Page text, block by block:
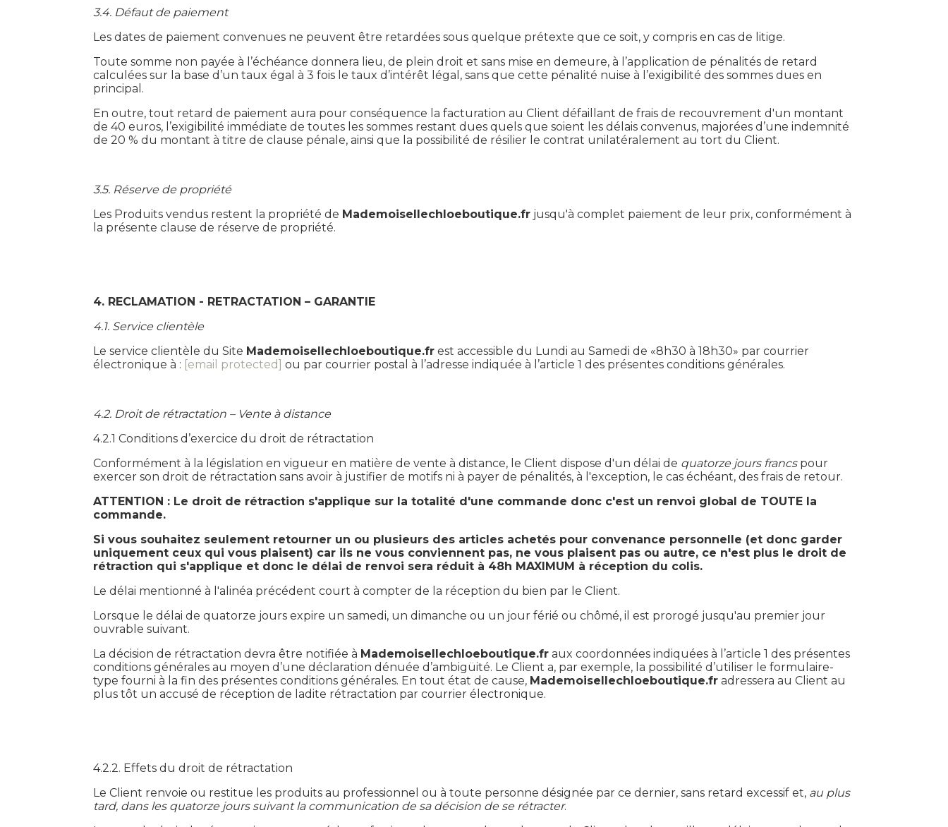
3.4. Défaut de paiement
Les dates de paiement convenues ne peuvent être retardées sous quelque prétexte que ce soit, y compris en cas de litige.
Toute somme non payée à l’échéance donnera lieu, de plein droit et sans mise en demeure, à l’application de pénalités de retard
calculées sur la base d’un taux égal à 3 fois le taux d’intérêt légal, sans que cette pénalité nuise à l’exigibilité des sommes dues en
principal.
En outre, tout retard de paiement aura pour conséquence la facturation au Client défaillant de frais de recouvrement d'un montant
de 40 euros, l’exigibilité immédiate de toutes les sommes restant dues quels que soient les délais convenus, majorées d’une indemnité
de 20 % du montant à titre de clause pénale, ainsi que la possibilité de résilier le contrat unilatéralement au tort du Client.
3.5. Réserve de propriété
Les Produits vendus restent la propriété de Mademoisellechloeboutique.fr jusqu'à complet paiement de leur prix, conformément à
la présente clause de réserve de propriété.
4. RECLAMATION - RETRACTATION – GARANTIE
4.1. Service clientèle
Le service clientèle du Site Mademoisellechloeboutique.fr est accessible du Lundi au Samedi de «8h30 à 18h30» par courrier
électronique à : [email protected] ou par courrier postal à l’adresse indiquée à l’article 1 des présentes conditions générales.
4.2. Droit de rétractation – Vente à distance
4.2.1 Conditions d’exercice du droit de rétractation
Conformément à la législation en vigueur en matière de vente à distance, le Client dispose d'un délai de quatorze jours francspour
exercer son droit de rétractation sans avoir à justifier de motifs ni à payer de pénalités, à l'exception, le cas échéant, des frais de retour.
ATTENTION : Le droit de rétraction s'applique sur la totalité d'une commande donc c'est un renvoi global de TOUTE la
commande.
Si vous souhaitez seulement retourner un ou plusieurs des articles achetés pour convenance personnelle (et donc garder
uniquement ceux qui vous plaisent) car ils ne vous conviennent pas, ne vous plaisent pas ou autre, ce n'est plus le droit de
rétraction qui s'applique et donc le délai de renvoi sera réduit à 48h MAXIMUM à réception du colis.
Le délai mentionné à l'alinéa précédent court à compter de la réception du bien par le Client.
Lorsque le délai de quatorze jours expire un samedi, un dimanche ou un jour férié ou chômé, il est prorogé jusqu'au premier jour
ouvrable suivant.
La décision de rétractation devra être notifiée à Mademoisellechloeboutique.fr aux coordonnées indiquées à l’article 1 des présentes
conditions générales au moyen d’une déclaration dénuée d’ambigüité. Le Client a, par exemple, la possibilité d’utiliser le formulaire-
type fourni à la fin des présentes conditions générales. En tout état de cause, Mademoisellechloeboutique.fr adressera au Client au
plus tôt un accusé de réception de ladite rétractation par courrier électronique.
4.2.2. Effets du droit de rétractation
Le Client renvoie ou restitue les produits au professionnel ou à toute personne désignée par ce dernier, sans retard excessif et, au plus
tard, dans les quatorze jours suivant la communication de sa décision de se rétracter.